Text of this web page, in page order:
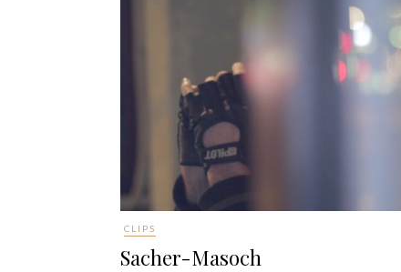
CLIPS
Sacher-Masoch